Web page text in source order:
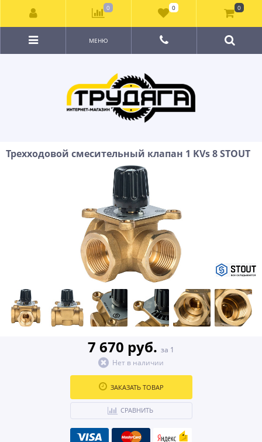
МЕНЮ
Трехходовой смесительный клапан 1 KVs 8 STOUT
7 670 руб. за 1
Нет в наличии
ЗАКАЗАТЬ ТОВАР
СРАВНИТЬ
0 0 0